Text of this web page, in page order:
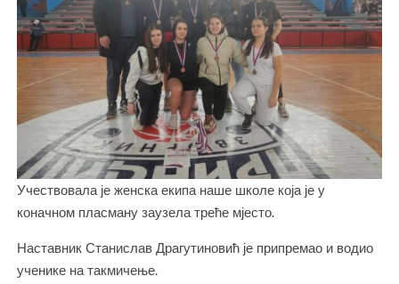
Учествовала је женска екипа наше школе која је у
коначном пласману заузела треће мјесто.
Наставник Станислав Драгутиновић је припремао и водио
ученике на такмичење.